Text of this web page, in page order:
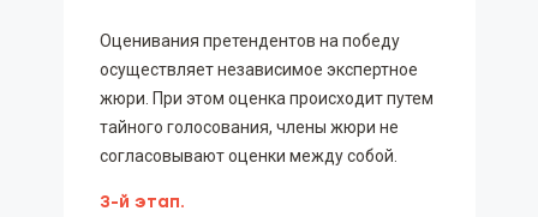
Оценивания претендентов на победу
осуществляет независимое экспертное
жюри. При этом оценка происходит путем
тайного голосования, члены жюри не
согласовывают оценки между собой.
3-й этап.